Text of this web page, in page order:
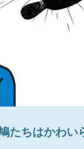
たちはかわい